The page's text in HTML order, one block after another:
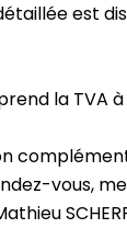
est
la TVA à
vous,